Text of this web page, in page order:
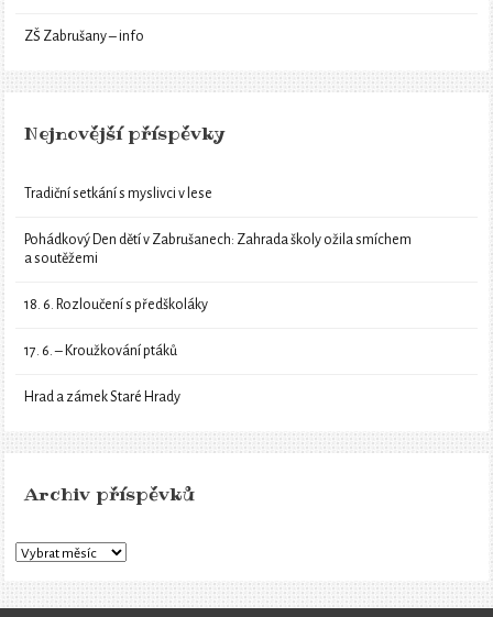
ZŠ Zabrušany – info
Nejnovější příspěvky
Tradiční setkání s myslivci v lese
Pohádkový Den dětí v Zabrušanech: Zahrada školy ožila smíchem
a soutěžemi
18. 6. Rozloučení s předškoláky
17. 6. – Kroužkování ptáků
Hrad a zámek Staré Hrady
Archiv příspěvků